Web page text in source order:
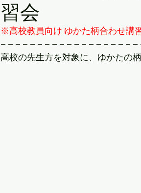
習会
※高校教員向け ゆかた柄合わせ講
– – – – – – – – – – – – – – – – – –
高校の先生方を対象に、ゆかたの